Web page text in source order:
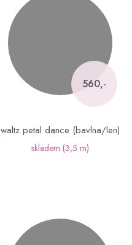
560,-
waltz petal dance (bavlna/len)
skladem (3,5 m)